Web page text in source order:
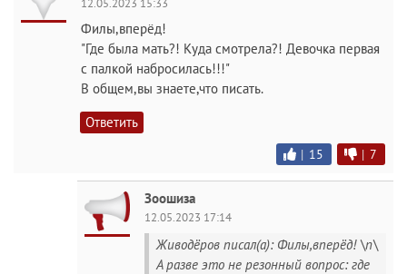
Филы,вперёд!
"Где была мать?! Куда смотрела?! Девочка первая
с палкой набросилась!!!"
В общем,вы знаете,что писать.
Ответить
| 15 | 7
Зоошиза
12.05.2023 17:14
Живодёров писал(а): Филы,вперёд! \n\
А разве это не резонный вопрос: где